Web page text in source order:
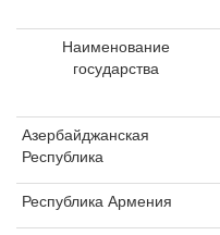
Наименование
государства
Азербайджанская
Республика
Республика Армения